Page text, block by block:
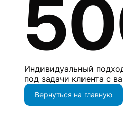
Индивидуальный
под задачи клиента с
Вернуться на главную